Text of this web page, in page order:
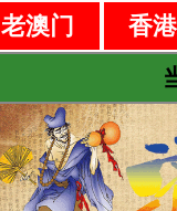
老澳门
香